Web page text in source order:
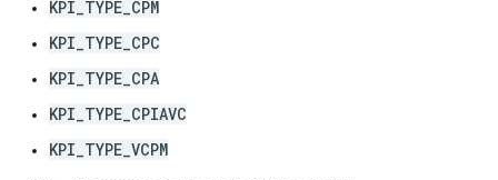
KPI_TYPE_CPM
KPI_TYPE_CPC
KPI_TYPE_CPA
KPI_TYPE_CPIAVC
KPI_TYPE_VCPM